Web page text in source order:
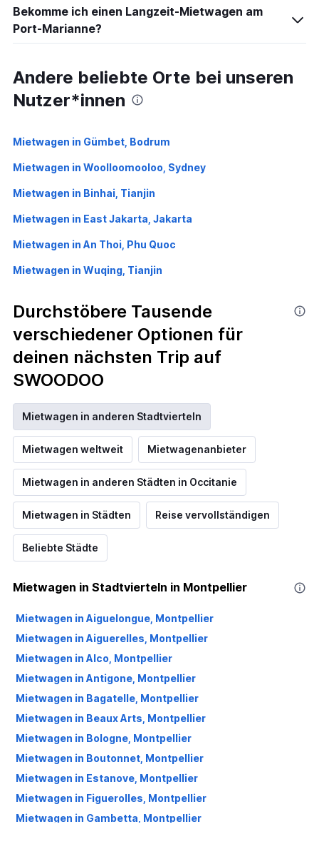
Bekomme ich einen Langzeit-Mietwagen am
Port-Marianne?
Andere beliebte Orte bei unseren
Nutzer*innen
Mietwagen in Gümbet, Bodrum
Mietwagen in Woolloomooloo, Sydney
Mietwagen in Binhai, Tianjin
Mietwagen in East Jakarta, Jakarta
Mietwagen in An Thoi, Phu Quoc
Mietwagen in Wuqing, Tianjin
Durchstöbere Tausende
verschiedener Optionen für
deinen nächsten Trip auf
SWOODOO
Mietwagen in anderen Stadtvierteln
Mietwagen weltweit Mietwagenanbieter
Mietwagen in anderen Städten in Occitanie
Mietwagen in Städten Reise vervollständigen
Beliebte Städte
Mietwagen in Stadtvierteln in Montpellier
Mietwagen in Aiguelongue, Montpellier
Mietwagen in Aiguerelles, Montpellier
Mietwagen in Alco, Montpellier
Mietwagen in Antigone, Montpellier
Mietwagen in Bagatelle, Montpellier
Mietwagen in Beaux Arts, Montpellier
Mietwagen in Bologne, Montpellier
Mietwagen in Boutonnet, Montpellier
Mietwagen in Estanove, Montpellier
Mietwagen in Figuerolles, Montpellier
Mietwagen in Gambetta, Montpellier